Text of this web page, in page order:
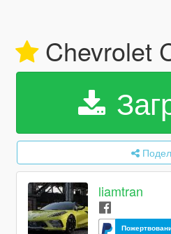
Chevrolet
liamtran